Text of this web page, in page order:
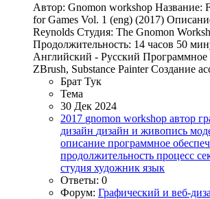
Автор: Gnomon workshop Название:
for Games Vol. 1 (eng) (2017)
Reynolds Студия: The Gnomon
Продолжительность: 14 часов 50
Английский - Русский Программное
ZBrush, Substance Painter Создание
Брат Тук
Тема
30 Дек 2024
2017 gnomon workshop автор
дизайн дизайн и живопись
описание программное
продолжительность процесс
студия художник язык
Ответы: 0
Форум: Графический и веб-